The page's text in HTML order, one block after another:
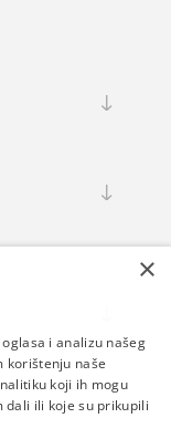
×
i analizu našeg
korištenju naše
koji ih mogu
ili koje su prikupili